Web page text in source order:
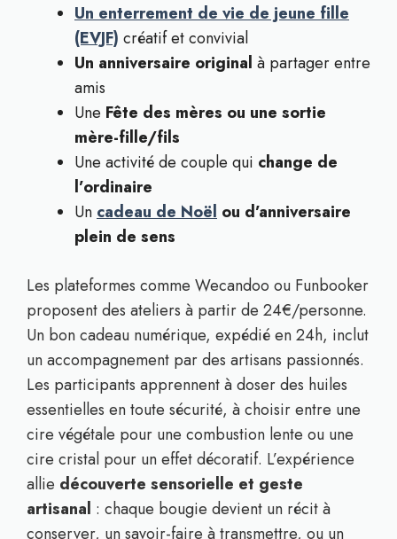
Un enterrement de vie de jeune fille
(EVJF) créatif et convivial
Un anniversaire original à partager entre
amis
Une Fête des mères ou une sortie
mère-fille/fils
Une activité de couple qui change de
l’ordinaire
Un cadeau de Noël ou d’anniversaire
plein de sens
Les plateformes comme Wecandoo ou Funbooker
proposent des ateliers à partir de 24€/personne.
Un bon cadeau numérique, expédié en 24h, inclut
un accompagnement par des artisans passionnés.
Les participants apprennent à doser des huiles
essentielles en toute sécurité, à choisir entre une
cire végétale pour une combustion lente ou une
cire cristal pour un effet décoratif. L’expérience
allie découverte sensorielle et geste
artisanal : chaque bougie devient un récit à
conserver, un savoir-faire à transmettre, ou un